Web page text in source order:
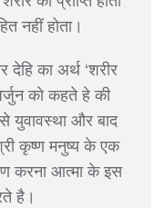
नहीं होता।
का अर्थ ‘शरीर
को कहते हे की
युवावस्था और बाद
श्री कृष्ण मनुष्य के एक
करना आत्मा के इस
है।